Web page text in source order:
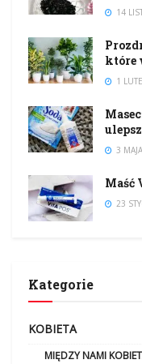
14
które
1
3
Maść
23
Kategorie
KOBIETA
MIĘDZY NAMI